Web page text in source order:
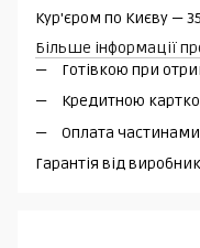
Кур'єром по Києву —
Більше інформації
Готівкою при
Кредитною
Оплата
Гарантія від